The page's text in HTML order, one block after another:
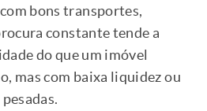
bons transportes,
constante tende a
do que um imóvel
mas com baixa liquidez ou